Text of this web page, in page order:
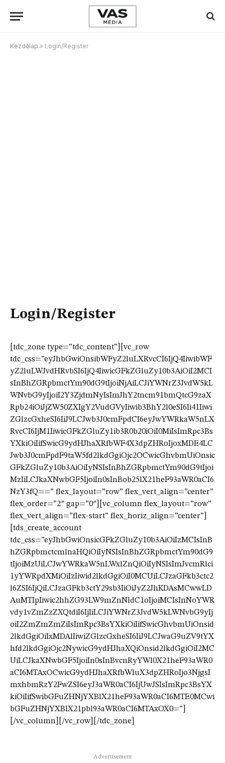
Kezdőlap » Login/Register
Login/Register
[tdc_zone type=”tdc_content”][vc_row
tdc_css=”eyJhbGwiOnsibWFyZ2luLXRvcCI6IjQ4IiwibWF
yZ2luLWJvdHRvbSI6IjQ4IiwicGFkZGluZy10b3AiOiI2MCI
sInBhZGRpbmctYm90dG9tIjoiNjAiLCJiYWNrZ3JvdW5kL
WNvbG9yIjoiI2Y3ZjdmNyIsImJhY2tncm91bmQtcG9zaX
Rpb24iOiJjZW50ZXIgY2VudGVyIiwib3BhY2l0eSI6Ii41Iiwi
ZGlzcGxheSI6IiJ9LCJwb3J0cmFpdCI6eyJwYWRkaW5nLX
RvcCI6IjM1IiwicGFkZGluZy1ib3R0b20iOiI0MiIsImRpc3Bs
YXkiOiIifSwicG9ydHJhaXRfbWF4X3dpZHRoIjoxMDE4LC
Jwb3J0cmFpdF9taW5fd2lkdGgiOjc2OCwicGhvbmUiOnsic
GFkZGluZy10b3AiOiIyNSIsInBhZGRpbmctYm90dG9tIjoi
MzIiLCJkaXNwbGF5IjoiIn0sInBob25lX21heF93aWR0aCI6
NzY3fQ==” flex_layout=”row” flex_vert_align=”center”
flex_order=”2″ gap=”0″][vc_column flex_layout=”row”
flex_vert_align=”flex-start” flex_horiz_align=”center”]
[tds_create_account
tdc_css=”eyJhbGwiOnsicGFkZGluZy10b3AiOiIzMCIsInB
hZGRpbmctcmlnaHQiOiIyNSIsInBhZGRpbmctYm90dG9
tIjoiMzUiLCJwYWRkaW5nLWxlZnQiOiIyNSIsImJvcmRlci
1yYWRpdXMiOiIzIiwid2lkdGgiOiI0MCUiLCJzaGFkb3ctc2
l6ZSI6IjQiLCJzaGFkb3ctY29sb3IiOiJyZ2JhKDAsMCwwLD
AuMTIpIiwic2hhZG93LW9mZnNldC1oIjoiMCIsInNoYWR
vdy1vZmZzZXQtdiI6IjIiLCJiYWNrZ3JvdW5kLWNvbG9yIj
oiI2ZmZmZmZiIsImRpc3BsYXkiOiIifSwicGhvbmUiOnsid
2lkdGgiOiIxMDAlIiwiZGlzcGxheSI6IiJ9LCJwaG9uZV9tYX
hfd2lkdGgiOjc2NywicG9ydHJhaXQiOnsid2lkdGgiOiI2MC
UiLCJkaXNwbGF5IjoiIn0sInBvcnRyYWl0X21heF93aWR0
aCI6MTAxOCwicG9ydHJhaXRfbWluX3dpZHRoIjo3NjgsI
mxhbmRzY2FwZSI6eyJ3aWR0aCI6IjUwJSIsImRpc3BsYX
kiOiIifSwibGFuZHNjYXBlX21heF93aWR0aCI6MTE0MCwi
bGFuZHNjYXBlX21pbl93aWR0aCI6MTAxOX0=”]
[/vc_column][/vc_row][/tdc_zone]
Advertisement